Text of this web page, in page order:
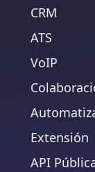
CRM
ATS
VoIP
Extensión
API